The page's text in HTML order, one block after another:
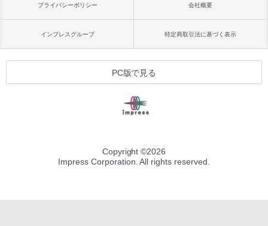
プライバシーポリシー 会社概要
インプレスグループ 特定商取引法に基づく表示
PC版で見る
Copyright ©2026
Impress Corporation. All rights reserved.